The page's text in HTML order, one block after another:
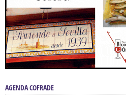
AGENDA COFRADE